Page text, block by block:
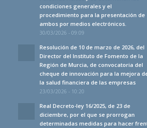
condiciones generales y el
procedimiento para la presentación de
ambos por medios electrónicos.
30/03/2026 - 09:09
Resolución de 10 de marzo de 2026, del
Director del Instituto de Fomento de la
Región de Murcia, de convocatoria del
cheque de innovación para la mejora
la salud financiera de las empresas
23/03/2026 - 10:20
Real Decreto-ley 16/2025, de 23 de
diciembre, por el que se prorrogan
determinadas medidas para hacer